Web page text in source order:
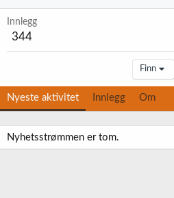
Innlegg
344
Finn
Nyeste aktivitet Innlegg Om
Nyhetsstrømmen er tom.